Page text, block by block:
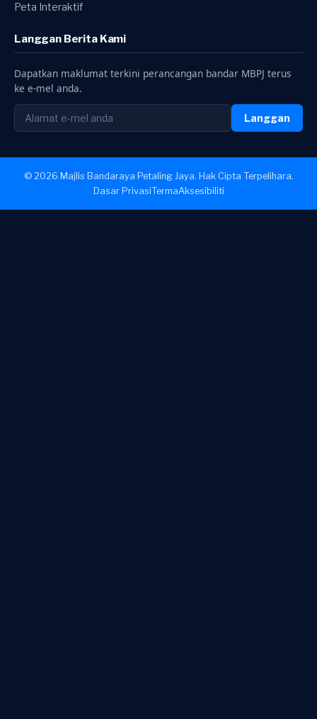
Peta Interaktif
Langgan Berita Kami
Dapatkan maklumat terkini perancangan bandar MBPJ terus
ke e-mel anda.
Langgan
© 2026 Majlis Bandaraya Petaling Jaya. Hak Cipta Terpelihara.
Dasar PrivasiTermaAksesibiliti